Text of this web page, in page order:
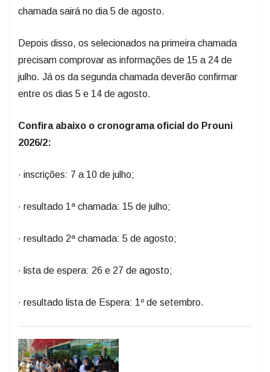
chamada sairá no dia 5 de agosto.
Depois disso, os selecionados na primeira chamada
precisam comprovar as informações de 15 a 24 de
julho. Já os da segunda chamada deverão confirmar
entre os dias 5 e 14 de agosto.
Confira abaixo o cronograma oficial do Prouni
2026/2:
· inscrições: 7 a 10 de julho;
· resultado 1ª chamada: 15 de julho;
· resultado 2ª chamada: 5 de agosto;
· lista de espera: 26 e 27 de agosto;
· resultado lista de Espera: 1º de setembro.